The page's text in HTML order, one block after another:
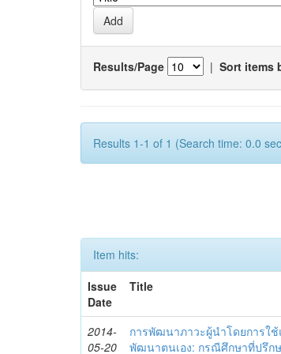
Results/Page | Sort items
Results 1-1 of 1 (Search time: 0.0
Item hits:
Issue
Date
Title
2014-
05-20
การพัฒนาภาวะผู้นำโดยการใ
พัฒนาตนเอง: กรณีศึกษาที่ปรึก